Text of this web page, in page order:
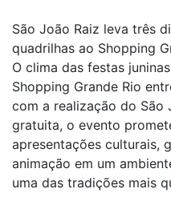
São João Raiz leva três
quadrilhas ao Shopping
O clima das festas
Shopping Grande Rio
com a realização do São
gratuita, o evento
apresentações culturais,
animação em um
uma das tradições mais